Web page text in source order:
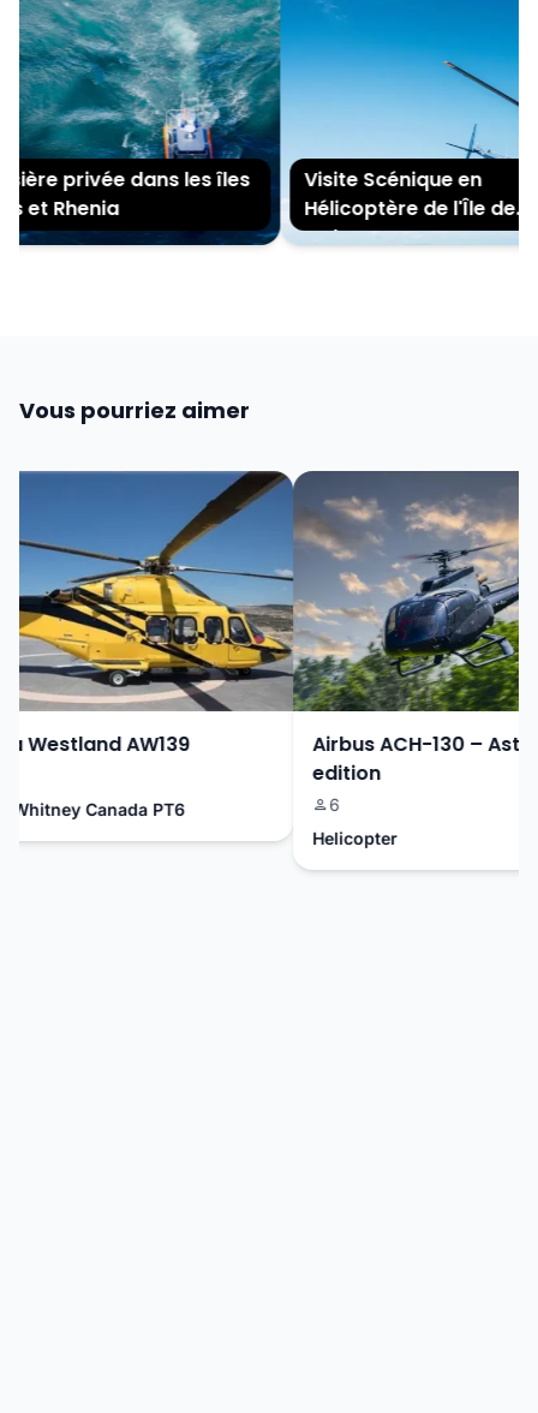
privée dans les îles
et Rhenia
Visite Scénique en
Hélicoptère de l'Île de
Mykonos
Vous pourriez aimer
Westland AW139
Canada PT6
Airbus ACH-130 –
edition
6
Helicopter